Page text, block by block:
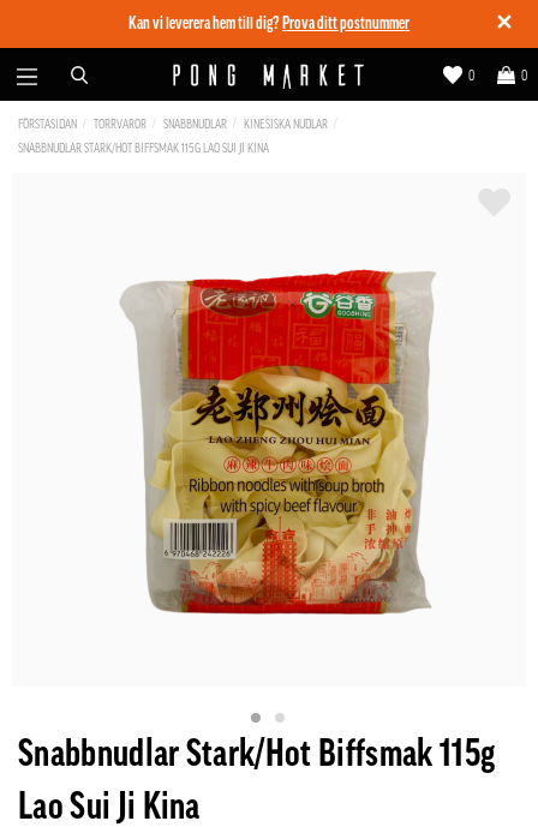
✕
Kan vi leverera hem till dig? Prova ditt postnummer
0
0
FÖRSTASIDAN TORRVAROR SNABBNUDLAR
KINESISKA NUDLAR
SNABBNUDLAR STARK/HOT BIFFSMAK 115G LAO SUI JI KINA
Snabbnudlar Stark/Hot Biffsmak 115g
Lao Sui Ji Kina